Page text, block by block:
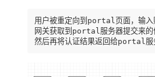
用户被重定向到portal页面，输
网关获取到portal服务器提交来
然后再将认证结果返回给portal服